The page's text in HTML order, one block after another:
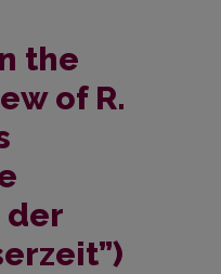
the
of R.
der